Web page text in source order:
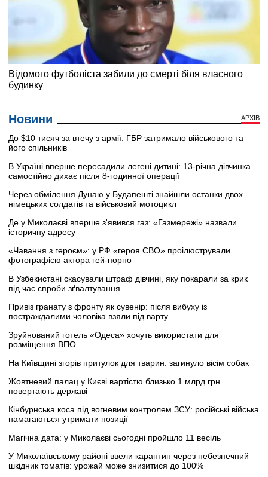
Новини АРХІВ
До $10 тисяч за втечу з армії: ГБР затримало військового та
його спільників
В Україні вперше пересадили легені дитині: 13-річна дівчинка
самостійно дихає після 8-годинної операції
Через обмілення Дунаю у Будапешті знайшли останки двох
німецьких солдатів та військовий мотоцикл
Де у Миколаєві вперше з'явився газ: «Газмережі» назвали
історичну адресу
«Чавання з героєм»: у РФ «героя СВО» проілюстрували
фотографією актора гей-порно
В Узбекистані скасували штраф дівчині, яку покарали за крик
під час спроби зґвалтування
Привіз гранату з фронту як сувенір: після вибуху із
постраждалими чоловіка взяли під варту
Зруйнований готель «Одеса» хочуть використати для
розміщення ВПО
На Київщині згорів притулок для тварин: загинуло вісім собак
Жовтневий палац у Києві вартістю близько 1 млрд грн
повертають державі
Кінбурнська коса під вогневим контролем ЗСУ: російські війська
намагаються утримати позиції
Магічна дата: у Миколаєві сьогодні пройшло 11 весіль
У Миколаївському районі ввели карантин через небезпечний
шкідник томатів: урожай може знизитися до 100%